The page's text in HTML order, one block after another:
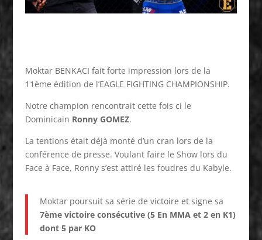
Moktar BENKACI fait forte impression lors de la
11ème édition de l’EAGLE FIGHTING CHAMPIONSHIP.
Notre champion rencontrait cette fois ci le
Dominicain Ronny GOMEZ.
La tentions était déjà monté d’un cran lors de la
conférence de presse. Voulant faire le Show lors du
Face à Face, Ronny s’est attiré les foudres du Kabyle.
Moktar poursuit sa série de victoire et signe sa
7ème victoire consécutive (5 En MMA et 2 en K1)
dont 5 par KO